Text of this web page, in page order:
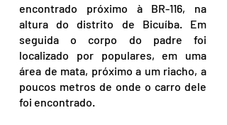
encontrado próximo à BR-116, na
altura do distrito de Bicuíba. Em
seguida o corpo do padre foi
localizado por populares, em uma
área de mata, próximo a um riacho, a
poucos metros de onde o carro dele
foi encontrado.